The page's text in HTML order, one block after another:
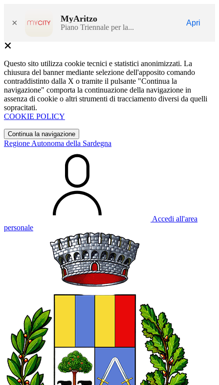
× MyAritzo
Piano Triennale per la...
Apri
Questo sito utilizza cookie tecnici e statistici anonimizzati. La
chiusura del banner mediante selezione dell'apposito comando
contraddistinto dalla X o tramite il pulsante "Continua la
navigazione" comporta la continuazione della navigazione in
assenza di cookie o altri strumenti di tracciamento diversi da quelli
sopracitati.
COOKIE POLICY
Continua la navigazione
Regione Autonoma della Sardegna
Accedi all'area
personale